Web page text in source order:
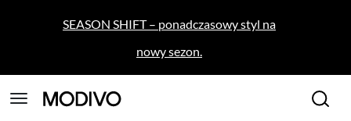
SEASON SHIFT – ponadczasowy styl na
nowy sezon.